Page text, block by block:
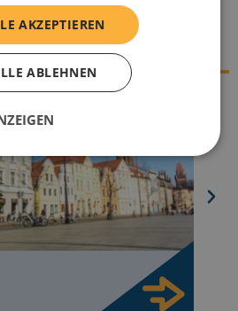
Unterkünfte an
Standorten
AKZEPTIEREN
ABLEHNEN